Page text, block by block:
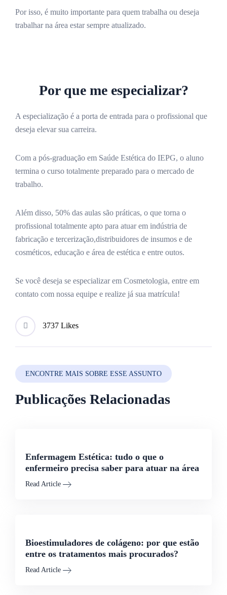
Por isso, é muito importante para quem trabalha ou deseja
trabalhar na área estar sempre atualizado.
Por que me especializar?
A especialização é a porta de entrada para o profissional que
deseja elevar sua carreira.
Com a pós-graduação em Saúde Estética do IEPG, o aluno
termina o curso totalmente preparado para o mercado de
trabalho.
Além disso, 50% das aulas são práticas, o que torna o
profissional totalmente apto para atuar em indústria de
fabricação e tercerização,distribuidores de insumos e de
cosméticos, educação e área de estética e entre outos.
Se você deseja se especializar em Cosmetologia, entre em
contato com nossa equipe e realize já sua matrícula!
3737 Likes
ENCONTRE MAIS SOBRE ESSE ASSUNTO
Publicações Relacionadas
Enfermagem Estética: tudo o que o
enfermeiro precisa saber para atuar na área
Read Article
Bioestimuladores de colágeno: por que estão
entre os tratamentos mais procurados?
Read Article